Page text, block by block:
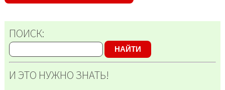
ПОИСК:
НАЙТИ
И ЭТО НУЖНО ЗНАТЬ!